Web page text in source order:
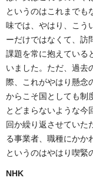
というのはこれまでも
味では、やはり、こう
ーだけではなくて、訪
課題を常に抱えている
いました。ただ、過去
際、これがやはり懸念
からこそ国としても制
とどまらないような今
回か繰り返させていた
る事業者、職種にかか
というのはやはり喫緊
NHK